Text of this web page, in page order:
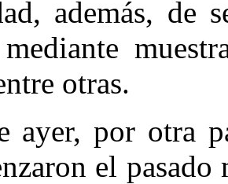
además, de
mediante
otras.
ayer, por otra
el